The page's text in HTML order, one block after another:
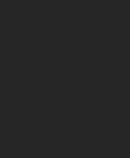
wie
und Fülle
dass ich
dies